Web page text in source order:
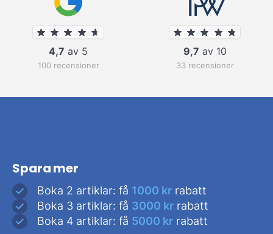
4,7 av 5
100 recensioner
9,7 av 10
33 recensioner
Spara mer
Boka 2 artiklar: få 1000 kr rabatt
Boka 3 artiklar: få 3000 kr rabatt
Boka 4 artiklar: få 5000 kr rabatt